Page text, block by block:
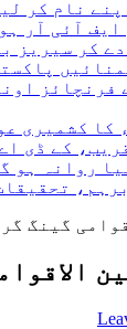
کر سیریز
کا کشمیری
کے ڈی
گینگ